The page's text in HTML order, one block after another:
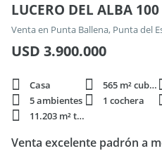
LUCERO DEL ALBA 100
Venta en Punta Ballena, Punta del
USD 3.900.000
Casa 565 m² cubie.
5 ambientes
1 cochera
11.203 m² terren.
Venta excelente padrón a